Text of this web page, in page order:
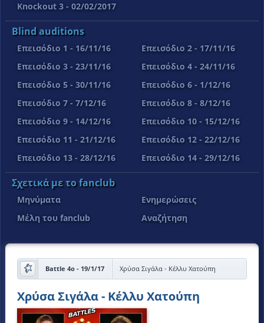
Knockout 3 - 02/02/2017
Blind auditions
Επεισόδιο 1 - 16/11/16
Επεισόδιο 2 - 17/11/16
Επεισόδιο 3 - 23/11/16
Επεισόδιο 4 - 24/11/16
Επεισόδιο 5 - 30/11/16
Επεισόδιο 6 - 1/12/16
Επεισόδιο 7 - 7/12/16
Επεισόδιο 8 - 8/12/16
Επεισόδιο 9 - 14/12/16
Επεισόδιο 10 - 15/12/16
Επεισόδιο 11 - 21/12/16
Επεισόδιο 12 - 22/12/16
Επεισόδιο 13 - 28/12/16
Επεισόδιο 14 - 29/12/16
Σχετικά με το fanclub
Μηνύματα
Ενημερώσεις
Μέλη του fanclub
Αναζήτηση
Battle 4o - 19/1/17 Χρύσα Σιγάλα - Κέλλυ Χατούπη
Χρύσα Σιγάλα - Κέλλυ Χατούπη